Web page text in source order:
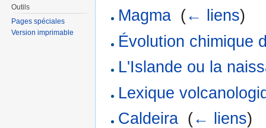
Magma (← liens)
Évolution chimique
L'Islande ou la
Lexique
Caldeira (← liens)
Outils
Pages spéciales
Version imprimable